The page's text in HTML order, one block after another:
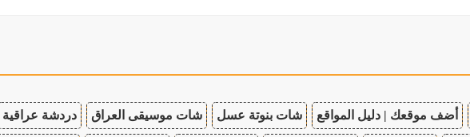
أضف موقعك | دليل المواقع شات بنوتة عسل شات موسيقى العراق دردشة عراقية